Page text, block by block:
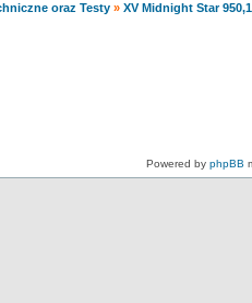
oraz Testy » XV Midnight Star
Powered by phpBB